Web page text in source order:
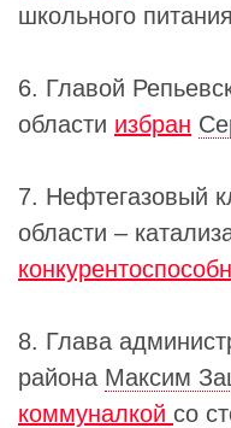
школьного
6. Главой
области избран
7. Нефтегазовый
области –
8. Глава
района Максим
коммуналкой со